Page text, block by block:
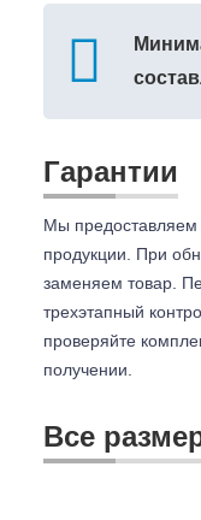
Гарантии
Мы предоставляем
продукции. При
заменяем товар.
трехэтапный
проверяйте
получении.
Все